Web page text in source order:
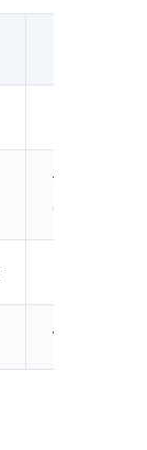
Très
élevée
Variable